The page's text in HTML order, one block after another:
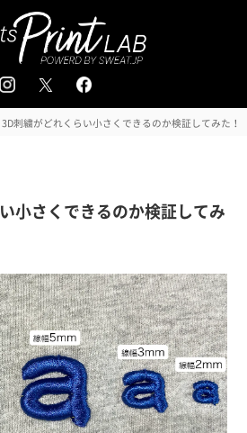
追加注文はこちら
会員登録 / ログイン
3D刺繍がどれくらい小さくできるのか検証してみた！
小さくできるのか検証してみ